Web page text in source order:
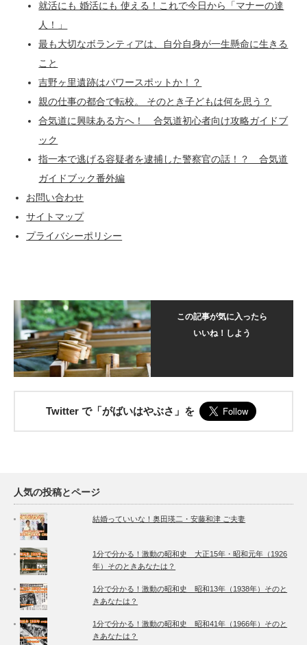
就活にも 婚活にも 使える！これで今日から「マナーの達
人！」
最も大切なボランティアは、自分自身が一生懸命に生きる
こと
吉野ヶ里遺跡はパワースポットか！？
親の仕事の都合で転校。 そのとき子どもは何を思う？
合気道に興味ある方へ！ 合気道初心者向け攻略ガイドブ
ック
指一本で逃げる容疑者を逮捕した警察官の話！？ 合気道
ガイドブック番外編
お問い合わせ
サイトマップ
プライバシーポリシー
この記事が気に入ったら
いいね！しよう
Twitter で「がばいはやぶさ」を
人気の投稿とページ
結婚っていいな！奥田瑛二・安藤和津 ご夫妻
1分で分かる！激動の昭和史 大正15年・昭和元年（1926
年）そのときあなたは？
1分で分かる！激動の昭和史 昭和13年（1938年）そのと
きあなたは？
1分で分かる！激動の昭和史 昭和41年（1966年）そのと
きあなたは？